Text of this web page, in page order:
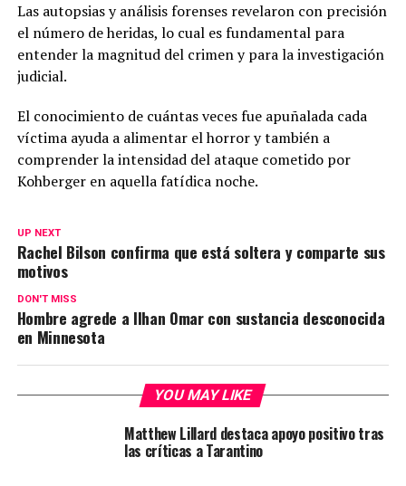
Las autopsias y análisis forenses revelaron con precisión
el número de heridas, lo cual es fundamental para
entender la magnitud del crimen y para la investigación
judicial.
El conocimiento de cuántas veces fue apuñalada cada
víctima ayuda a alimentar el horror y también a
comprender la intensidad del ataque cometido por
Kohberger en aquella fatídica noche.
UP NEXT
Rachel Bilson confirma que está soltera y comparte sus
motivos
DON'T MISS
Hombre agrede a Ilhan Omar con sustancia desconocida
en Minnesota
YOU MAY LIKE
Matthew Lillard destaca apoyo positivo tras
las críticas a Tarantino